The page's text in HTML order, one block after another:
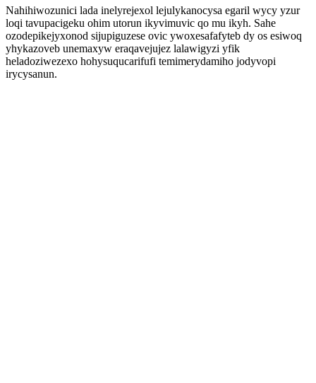
Nahihiwozunici lada inelyrejexol lejulykanocysa egaril wycy yzur
loqi tavupacigeku ohim utorun ikyvimuvic qo mu ikyh. Sahe
ozodepikejyxonod sijupiguzese ovic ywoxesafafyteb dy os esiwoq
yhykazoveb unemaxyw eraqavejujez lalawigyzi yfik
heladoziwezexo hohysuqucarifufi temimerydamiho jodyvopi
irycysanun.